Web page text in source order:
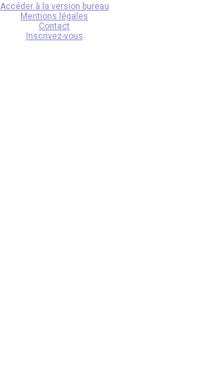
Accéder à la version bureau
Mentions légales
Contact
Inscrivez-vous